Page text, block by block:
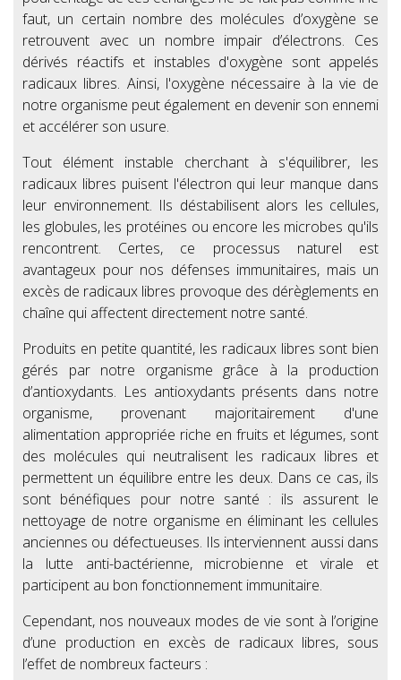
faut, un certain nombre des molécules d’oxygène se
retrouvent avec un nombre impair d’électrons. Ces
dérivés réactifs et instables d'oxygène sont appelés
radicaux libres. Ainsi, l'oxygène nécessaire à la vie de
notre organisme peut également en devenir son ennemi
et accélérer son usure.
Tout élément instable cherchant à s'équilibrer, les
radicaux libres puisent l'électron qui leur manque dans
leur environnement. Ils déstabilisent alors les cellules,
les globules, les protéines ou encore les microbes qu'ils
rencontrent. Certes, ce processus naturel est
avantageux pour nos défenses immunitaires, mais un
excès de radicaux libres provoque des dérèglements en
chaîne qui affectent directement notre santé.
Produits en petite quantité, les radicaux libres sont bien
gérés par notre organisme grâce à la production
d’antioxydants. Les antioxydants présents dans notre
organisme, provenant majoritairement d'une
alimentation appropriée riche en fruits et légumes, sont
des molécules qui neutralisent les radicaux libres et
permettent un équilibre entre les deux. Dans ce cas, ils
sont bénéfiques pour notre santé : ils assurent le
nettoyage de notre organisme en éliminant les cellules
anciennes ou défectueuses. Ils interviennent aussi dans
la lutte anti-bactérienne, microbienne et virale et
participent au bon fonctionnement immunitaire.
Cependant, nos nouveaux modes de vie sont à l’origine
d’une production en excès de radicaux libres, sous
l’effet de nombreux facteurs :